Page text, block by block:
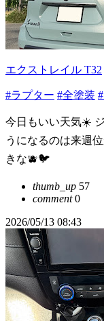
エクストレイル T32
#ラプター #全塗装
今日もいい天気☀️
うになるのは来週
きな🫐🐦
thumb_up 57
comment0
2026/05/13 08:43